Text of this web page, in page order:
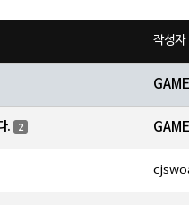
작성자
. 2